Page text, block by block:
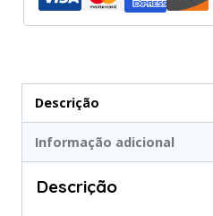
Descrição
Informação adicional
Descrição